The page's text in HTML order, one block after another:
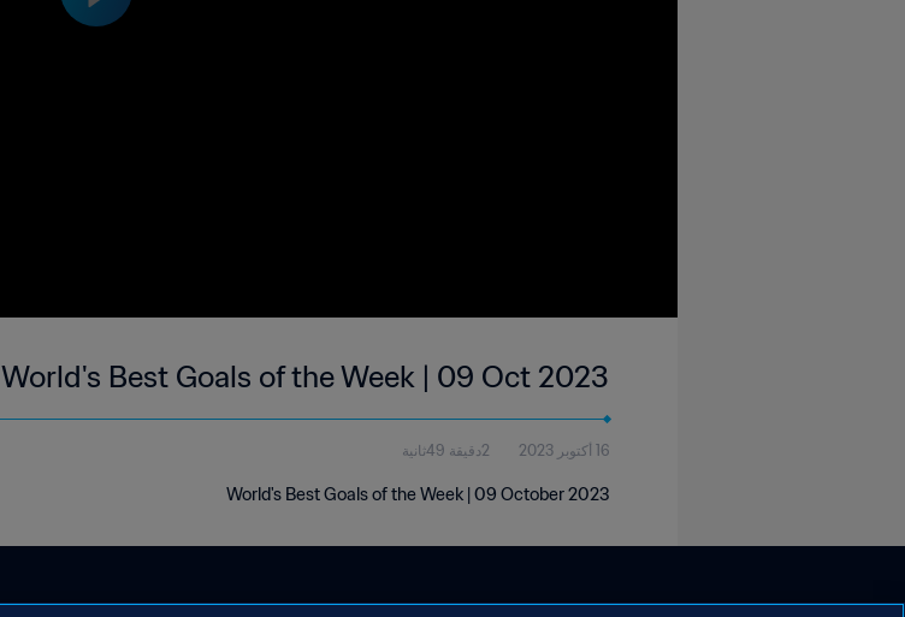
World's Best Goals of the Week | 09 Oct 2023
16 أكتوبر 2023 2دقيقة 49ثانية
World's Best Goals of the Week | 09 October 2023